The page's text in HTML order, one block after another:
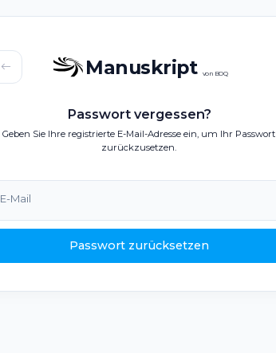
Manuskript von BOQ
Passwort vergessen?
Geben Sie Ihre registrierte E-Mail-Adresse ein, um Ihr Passwort
zurückzusetzen.
E-Mail
Passwort zurücksetzen